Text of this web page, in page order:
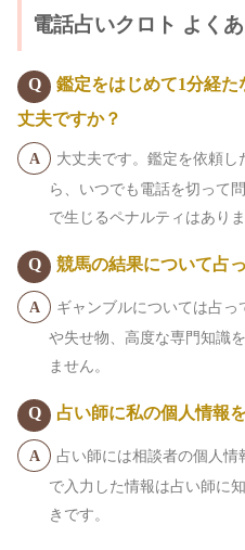
電話占いクロト よく
鑑定をはじめて1分経
丈夫ですか？
大丈夫です。鑑定を依頼し
ら、いつでも電話を切って
で生じるペナルティはありま
競馬の結果について占
ギャンブルについては占
や失せ物、高度な専門知識
ません。
占い師に私の個人情報
占い師には相談者の個人
で入力した情報は占い師に
きです。